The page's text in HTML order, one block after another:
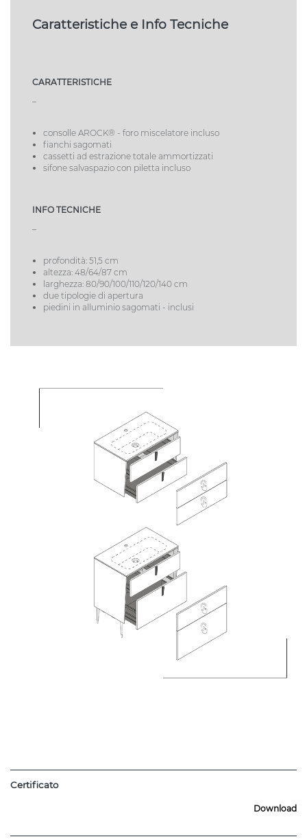
Caratteristiche e Info Tecniche
CARATTERISTICHE
consolle AROCK® - foro miscelatore incluso
fianchi sagomati
cassetti ad estrazione totale ammortizzati
sifone salvaspazio con piletta incluso
INFO TECNICHE
profondità: 51,5 cm
altezza: 48/64/87 cm
larghezza: 80/90/100/110/120/140 cm
due tipologie di apertura
piedini in alluminio sagomati - inclusi
Certificato
Download